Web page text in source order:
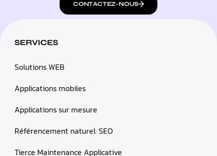
CONTACTEZ-NOUS
SERVICES
Solutions WEB
Applications mobiles
Applications sur mesure
Référencement naturel: SEO
Tierce Maintenance Applicative